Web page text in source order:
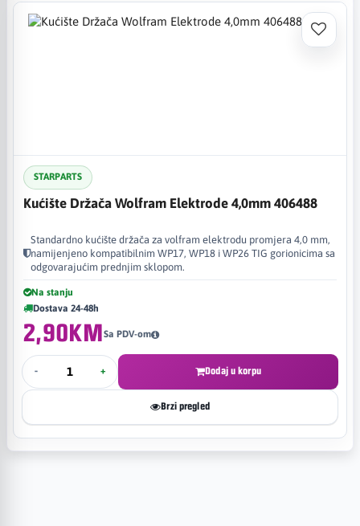
STARPARTS
Kućište Držača Wolfram Elektrode 4,0mm 406488
Standardno kućište držača za volfram elektrodu promjera 4,0 mm,
namijenjeno kompatibilnim WP17, WP18 i WP26 TIG gorionicima sa
odgovarajućim prednjim sklopom.
Na stanju
Dostava 24-48h
2,90KMSa PDV-om
- + Dodaj u korpu
Brzi pregled